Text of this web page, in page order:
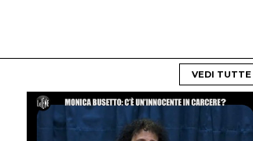
VEDI TUTTE